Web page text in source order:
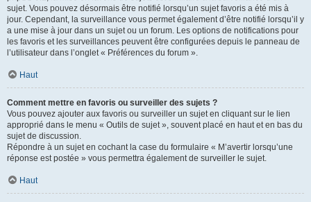
sujet. Vous pouvez désormais être notifié lorsqu’un sujet favoris a été mis à
jour. Cependant, la surveillance vous permet également d’être notifié lorsqu’il y
a une mise à jour dans un sujet ou un forum. Les options de notifications pour
les favoris et les surveillances peuvent être configurées depuis le panneau de
l’utilisateur dans l’onglet « Préférences du forum ».
Haut
Comment mettre en favoris ou surveiller des sujets ?
Vous pouvez ajouter aux favoris ou surveiller un sujet en cliquant sur le lien
approprié dans le menu « Outils de sujet », souvent placé en haut et en bas du
sujet de discussion.
Répondre à un sujet en cochant la case du formulaire « M’avertir lorsqu’une
réponse est postée » vous permettra également de surveiller le sujet.
Haut